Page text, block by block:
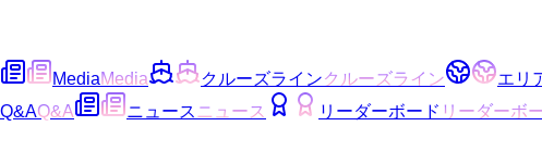
MediaMedia クルーズラインクルーズライン エリ
Q&AQ&A ニュース ニュース リーダーボード リーダーボ